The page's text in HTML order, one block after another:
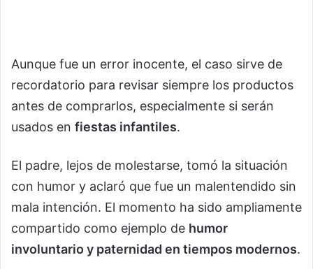
Aunque fue un error inocente, el caso sirve de
recordatorio para revisar siempre los productos
antes de comprarlos, especialmente si serán
usados en fiestas infantiles.
El padre, lejos de molestarse, tomó la situación
con humor y aclaró que fue un malentendido sin
mala intención. El momento ha sido ampliamente
compartido como ejemplo de humor
involuntario y paternidad en tiempos modernos.